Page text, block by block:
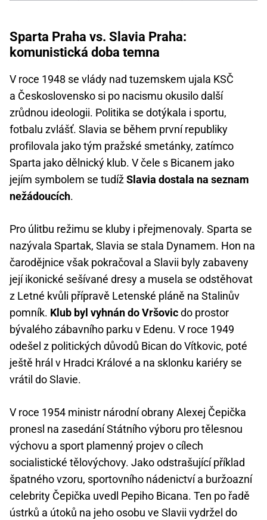
Sparta Praha vs. Slavia Praha:
komunistická doba temna
V roce 1948 se vlády nad tuzemskem ujala KSČ
a Československo si po nacismu okusilo další
zrůdnou ideologii. Politika se dotýkala i sportu,
fotbalu zvlášť. Slavia se během první republiky
profilovala jako tým pražské smetánky, zatímco
Sparta jako dělnický klub. V čele s Bicanem jako
jejím symbolem se tudížSlavia dostala na seznam
nežádoucích.
Pro úlitbu režimu se kluby i přejmenovaly. Sparta se
nazývala Spartak, Slavia se stala Dynamem. Hon na
čarodějnice však pokračoval a Slavii byly zabaveny
její ikonické sešívané dresy a musela se odstěhovat
z Letné kvůli přípravě Letenské pláně na Stalinův
pomník. Klub byl vyhnán do Vršovicdo prostor
bývalého zábavního parku v Edenu. V roce 1949
odešel z politických důvodů Bican do Vítkovic, poté
ještě hrál v Hradci Králové a na sklonku kariéry se
vrátil do Slavie.
V roce 1954 ministr národní obrany Alexej Čepička
pronesl na zasedání Státního výboru pro tělesnou
výchovu a sport plamenný projev o cílech
socialistické tělovýchovy. Jako odstrašující příklad
špatného vzoru, sportovního nádenictví a buržoazní
celebrity Čepička uvedl Pepiho Bicana. Ten po řadě
ústrků a útoků na jeho osobu ve Slavii vydržel do